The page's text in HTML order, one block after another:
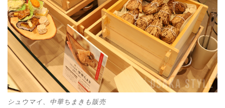
シュウマイ、中華ちまきも販売